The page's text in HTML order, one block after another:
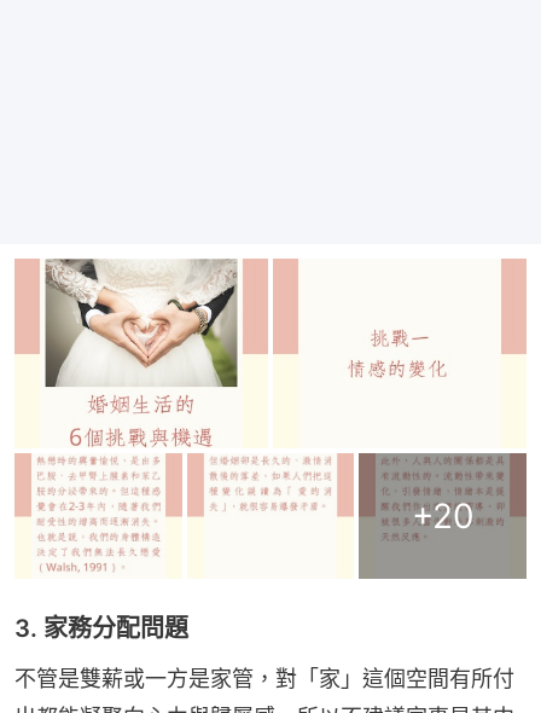
+20
3. 家務分配問題
不管是雙薪或一方是家管，對「家」這個空間有所付